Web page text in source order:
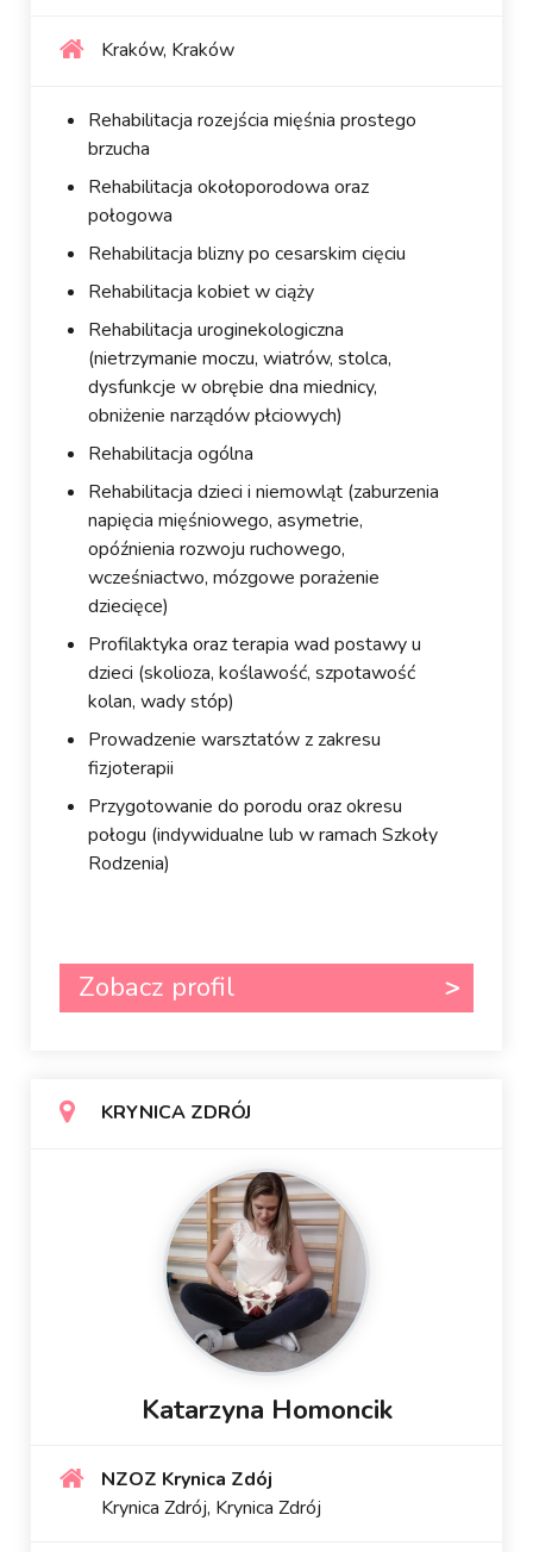
Kraków, Kraków
Rehabilitacja rozejścia mięśnia prostego
brzucha
Rehabilitacja okołoporodowa oraz
połogowa
Rehabilitacja blizny po cesarskim cięciu
Rehabilitacja kobiet w ciąży
Rehabilitacja uroginekologiczna
(nietrzymanie moczu, wiatrów, stolca,
dysfunkcje w obrębie dna miednicy,
obniżenie narządów płciowych)
Rehabilitacja ogólna
Rehabilitacja dzieci i niemowląt (zaburzenia
napięcia mięśniowego, asymetrie,
opóźnienia rozwoju ruchowego,
wcześniactwo, mózgowe porażenie
dziecięce)
Profilaktyka oraz terapia wad postawy u
dzieci (skolioza, koślawość, szpotawość
kolan, wady stóp)
Prowadzenie warsztatów z zakresu
fizjoterapii
Przygotowanie do porodu oraz okresu
połogu (indywidualne lub w ramach Szkoły
Rodzenia)
Zobacz profil
KRYNICA ZDRÓJ
Katarzyna Homoncik
NZOZ Krynica Zdój
Krynica Zdrój, Krynica Zdrój